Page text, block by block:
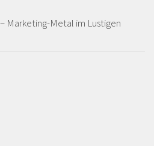
Marketing-Metal im Lustigen